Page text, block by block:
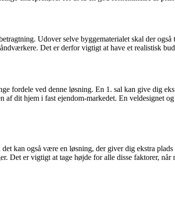
Udover selve byggematerialet skal der
Det er derfor vigtigt at have et realistisk
fordele ved denne løsning. En 1. sal kan give dig
dit hjem i fast ejendom-markedet. En veldesignet
kan også være en løsning, der giver dig ekstra
er vigtigt at tage højde for alle disse faktorer, når